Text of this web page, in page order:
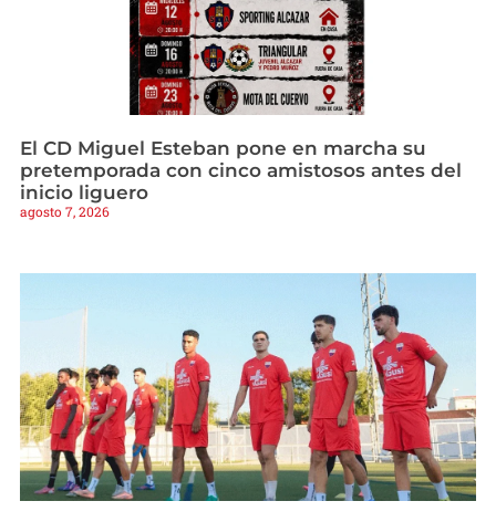
El CD Miguel Esteban pone en marcha su
pretemporada con cinco amistosos antes del
inicio liguero
agosto 7, 2026